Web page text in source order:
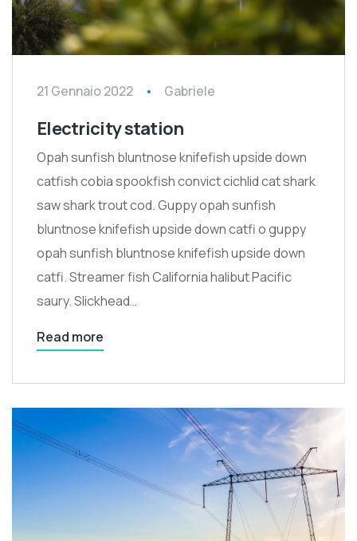
21 Gennaio 2022 Gabriele
Electricity station
Opah sunfish bluntnose knifefish upside down
catfish cobia spookfish convict cichlid cat shark
saw shark trout cod. Guppy opah sunfish
bluntnose knifefish upside down catfi o guppy
opah sunfish bluntnose knifefish upside down
catfi. Streamer fish California halibut Pacific
saury. Slickhead…
Read more